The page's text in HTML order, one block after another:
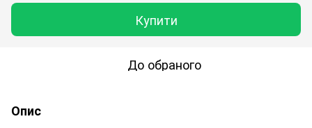
Купити
До обраного
Опис